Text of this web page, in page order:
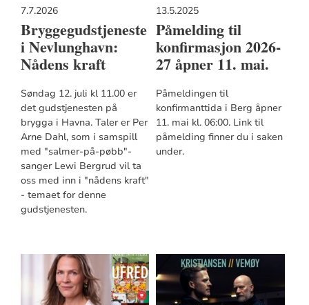
7.7.2026
Bryggegudstjeneste
i Nevlunghavn:
Nådens kraft
Søndag 12. juli kl 11.00 er
det gudstjenesten på
brygga i Havna. Taler er Per
Arne Dahl, som i samspill
med "salmer-på-pøbb"-
sanger Lewi Bergrud vil ta
oss med inn i "nådens kraft"
- temaet for denne
gudstjenesten.
13.5.2025
Påmelding til
konfirmasjon 2026-
27 åpner 11. mai.
Påmeldingen til
konfirmanttida i Berg åpner
11. mai kl. 06:00. Link til
påmelding finner du i saken
under.